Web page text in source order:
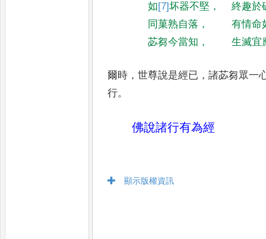
如[7]坏器不堅 ，
終趣於
同菓熟自落 ，
有情命
苾芻今當知 ， 生滅宜
爾時 ，世尊說是經已 ，諸苾芻眾一
行。
佛說諸行有為經
顯示版權資訊